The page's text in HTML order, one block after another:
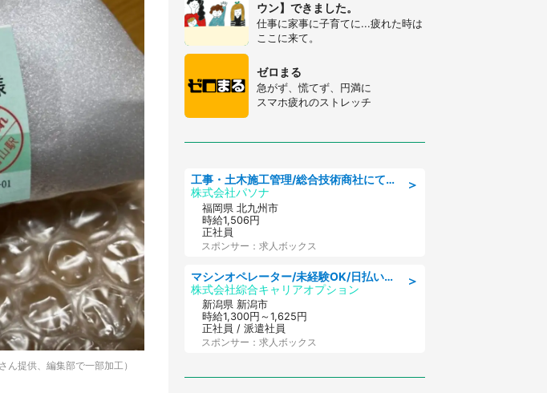
提供、編集部で一部加工）
ウン】できました。
仕事に家事に子育てに...疲れた時は
ここに来て。
ゼロまる
急がず、慌てず、円満に
スマホ疲れのストレッチ
＞
工事・土木施工管理/総合技術商社にて施工管理のお仕事/即日勤務可/車通勤可/工事・土木施工管理/生産・品質管理
株式会社パソナ
福岡県 北九州市
時給1,506円
正社員
スポンサー：求人ボックス
＞
マシンオペレーター/未経験OK/日払いOK/寮完備/交替制/20・30・40代活躍中
株式会社綜合キャリアオプション
新潟県 新潟市
時給1,300円～1,625円
正社員 / 派遣社員
スポンサー：求人ボックス